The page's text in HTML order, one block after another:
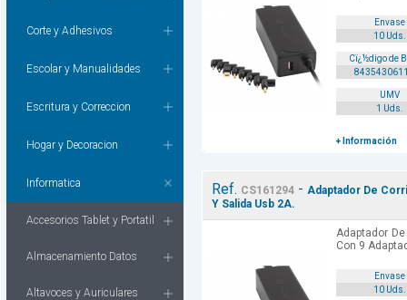
Corte y Adhesivos
Escolar y Manualidades
Escritura y Correccion
Hogar y Decoracion
Informatica
Accesorios Tablet y Portatil
Almacenamiento Datos
Altavoces y Auriculares
Envase
10 Uds.
Cï¿½digo de
UMV
1 Uds.
+ Información
Ref. CS161294 - Adaptador De
Y Salida Usb 2A.
Adaptador
Con 9
Envase
10 Uds.